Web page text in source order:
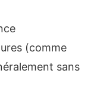
(comme
sans